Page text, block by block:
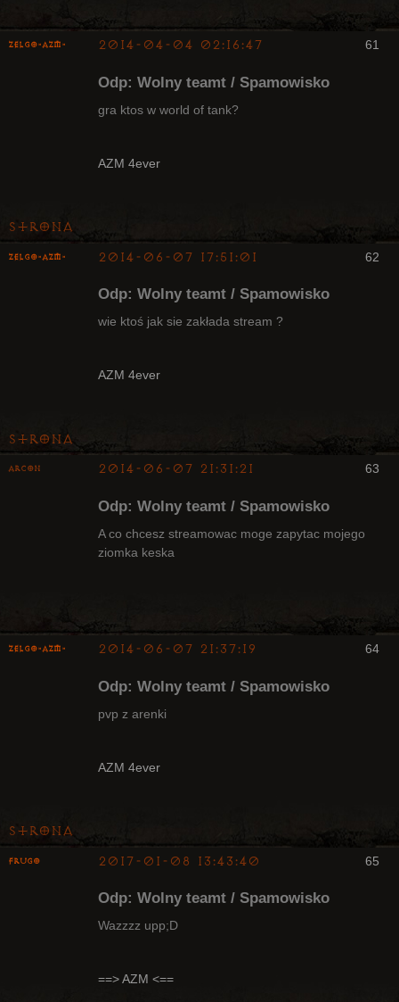
61
ZelgO-AZM- 2014-04-04 02:16:47
Odp: Wolny teamt / Spamowisko
gra ktos w world of tank?
AZM 4ever
Strona
62
ZelgO-AZM- 2014-06-07 17:51:01
Odp: Wolny teamt / Spamowisko
wie ktoś jak sie zakłada stream ?
AZM 4ever
Strona
63
Arcon 2014-06-07 21:31:21
Odp: Wolny teamt / Spamowisko
A co chcesz streamowac moge zapytac mojego
ziomka keska
64
ZelgO-AZM- 2014-06-07 21:37:19
Odp: Wolny teamt / Spamowisko
pvp z arenki
AZM 4ever
Strona
65
Frugo 2017-01-08 13:43:40
Odp: Wolny teamt / Spamowisko
Wazzzz upp;D
==> AZM <==